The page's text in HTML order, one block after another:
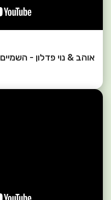
אוהב & נוי פדלון - השמיים